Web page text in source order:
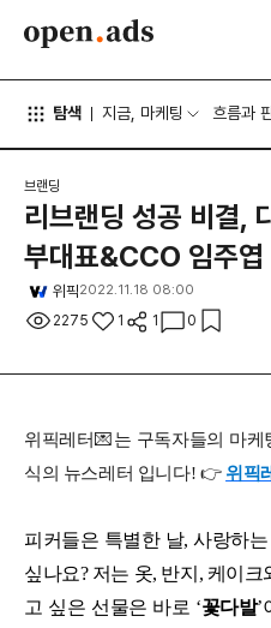
탐색 지금, 마케팅 흐름과
브랜딩
리브랜딩 성공 비결,
부대표&CCO 임주엽
위픽2022.11.18 08:00
2275 1 1 0
위픽레터💌는 구독자들의 마케
식의 뉴스레터 입니다! 👉 위픽
피커들은 특별한 날, 사랑하
싶나요? 저는 옷, 반지, 케이
고 싶은 선물은 바로 ‘꽃다발’